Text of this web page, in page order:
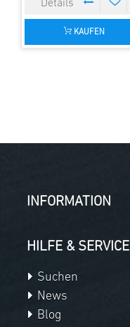
KAUFEN
INFORMATION
HILFE & SERVICE
Suchen
News
Blog